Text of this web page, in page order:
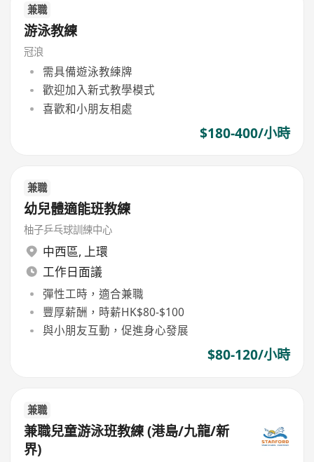
兼職
游泳教練
冠浪
需具備遊泳教練牌
歡迎加入新式教學模式
喜歡和小朋友相處
$180-400/小時
兼職
幼兒體適能班教練
柚子乒乓球訓練中心
中西區, 上環
工作日面議
彈性工時，適合兼職
豐厚薪酬，時薪HK$80-$100
與小朋友互動，促進身心發展
$80-120/小時
兼職
兼職兒童游泳班教練 (港島/九龍/新
界)